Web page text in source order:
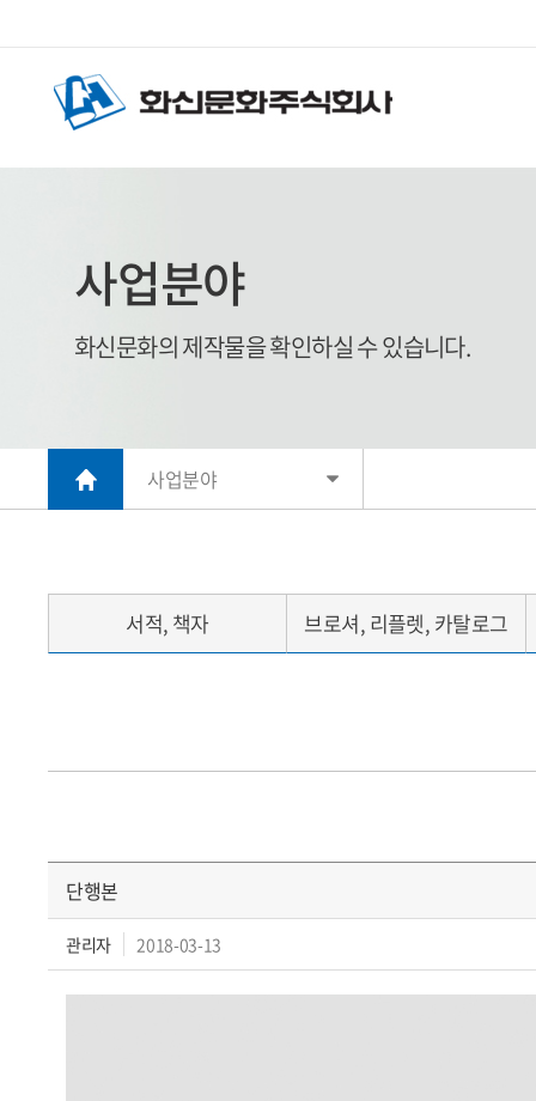
사업분야
화신문화의 제작물을 확인하실 수 있습니다.
사업분야
서적, 책자 브로셔, 리플렛, 카탈로그
단행본
관리자 2018-03-13